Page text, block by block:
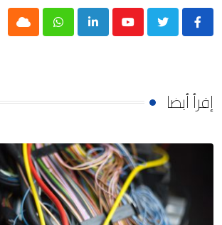
Youtube
LinkedIn
Whatsapp
Cloud
إقرأ أيضا